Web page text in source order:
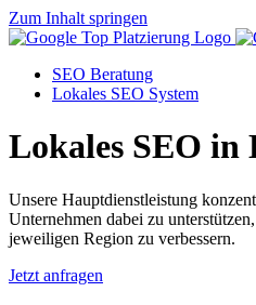
Zum Inhalt springen
SEO Beratung
Lokales SEO System
Lokales SEO in
Unsere Hauptdienstleistung
Unternehmen dabei zu
jeweiligen Region zu verbessern.
Jetzt anfragen